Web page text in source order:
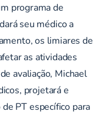
programa de
seu médico a
os limiares de
as atividades
avaliação, Michael
projetará e
PT específico para